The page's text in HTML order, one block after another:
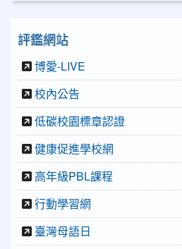
評鑑網站
博愛-LIVE
校內公告
低碳校園標章認證
健康促進學校網
高年級PBL課程
行動學習網
臺灣母語日